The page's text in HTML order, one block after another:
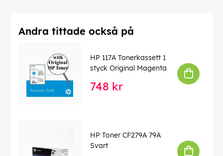
Andra tittade också på
HP 117A Tonerkassett 1
styck Original Magenta
748 kr
HP Toner CF279A 79A
Svart